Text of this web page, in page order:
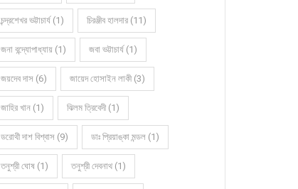
চন্দ্রশেখর ভট্টাচার্য (1) চিরঞ্জীব হালদার (11)
জনা বন্দ্যোপাধ্যায় (1) জবা ভট্টাচার্য (1)
জয়দেব দাস (6) জায়েদ হোসাইন লাকী (3)
জাহির খান (1) ঝিলম ত্রিবেদী (1)
ডরোথী দাশ বিশ্বাস (9) ডাঃ প্রিয়াঙ্কা মন্ডল (1)
তনুশ্রী ঘোষ (1) তনুশ্রী দেবনাথ (1)